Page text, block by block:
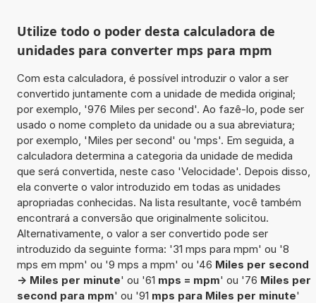
Utilize todo o poder desta calculadora de
unidades para converter mps para mpm
Com esta calculadora, é possível introduzir o valor a ser
convertido juntamente com a unidade de medida original;
por exemplo, '976 Miles per second'. Ao fazê-lo, pode ser
usado o nome completo da unidade ou a sua abreviatura;
por exemplo, 'Miles per second' ou 'mps'. Em seguida, a
calculadora determina a categoria da unidade de medida
que será convertida, neste caso 'Velocidade'. Depois disso,
ela converte o valor introduzido em todas as unidades
apropriadas conhecidas. Na lista resultante, você também
encontrará a conversão que originalmente solicitou.
Alternativamente, o valor a ser convertido pode ser
introduzido da seguinte forma: '31 mps para mpm' ou '8
mps em mpm' ou '9 mps a mpm' ou '46 Miles per second
-> Miles per minute' ou '61 mps = mpm' ou '76 Miles per
second para mpm' ou '91 mps para Miles per minute'